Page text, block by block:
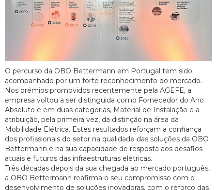
O percurso da OBO Bettermann em Portugal tem sido
acompanhado por um forte reconhecimento do mercado.
Nos prémios promovidos recentemente pela AGEFE, a
empresa voltou a ser distinguida como Fornecedor do Ano
Absoluto e em duas categorias, Material de Instalação e a
atribuição, pela primeira vez, da distinção na área da
Mobilidade Elétrica. Estes resultados reforçam a confiança
dos profissionais do setor na qualidade das soluções da OBO
Bettermann e na sua capacidade de resposta aos desafios
atuais e futuros das infraestruturas elétricas.
Três décadas depois da sua chegada ao mercado português,
a OBO Bettermann reafirma o seu compromisso com o
desenvolvimento de soluções inovadoras, com o reforço das